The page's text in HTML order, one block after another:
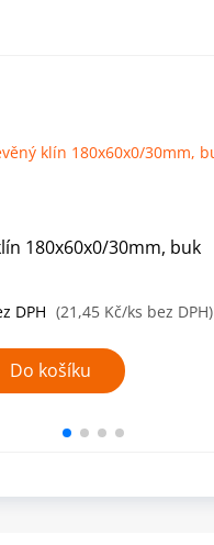
180x60x0/30mm, buk
DPH (21,45 Kč/ks bez DPH)
Do košíku